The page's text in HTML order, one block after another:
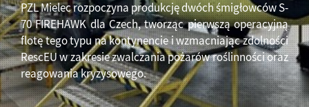
PZL Mielec rozpoczyna produkcję dwóch śmigłowców S-
70 FIREHAWK dla Czech, tworząc pierwszą operacyjną
flotę tego typu na kontynencie i wzmacniając zdolności
RescEU w zakresie zwalczania pożarów roślinności oraz
reagowania kryzysowego.